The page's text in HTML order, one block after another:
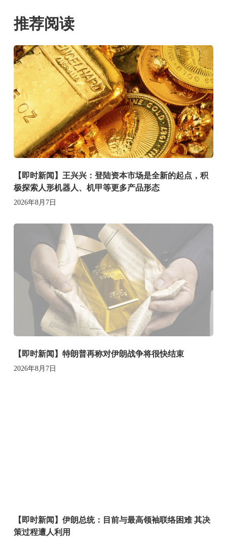
推荐阅读
【即时新闻】王兴兴：登陆资本市场是全新的起点，积
极探索人形机器人、机甲等更多产品形态
2026年8月7日
【即时新闻】特朗普再称对伊朗战争将很快结束
2026年8月7日
【即时新闻】伊朗总统：目前与最高领袖联络困难 其决
策过程遭人利用